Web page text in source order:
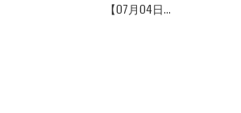
【07月04日...